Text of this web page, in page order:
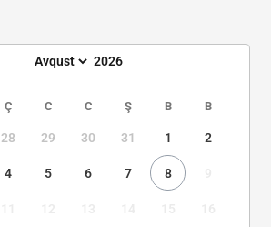
Ç C C Ş B B
28 29 30 31 1 2
4 5 6 7 8